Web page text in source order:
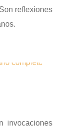
reflexiones
invocaciones